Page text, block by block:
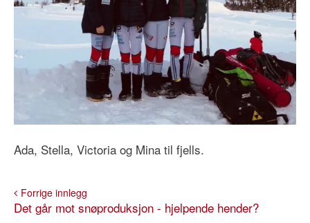
Ada, Stella, Victoria og Mina til fjells.
Forrige innlegg
Det går mot snøproduksjon - hjelpende hender?